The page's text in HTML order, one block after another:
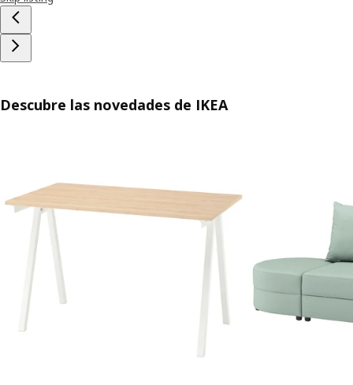
Descubre las novedades de IKEA